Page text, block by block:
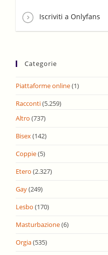
Iscriviti a Onlyfans
Categorie
Piattaforme online(1)
Racconti(5.259)
Altro (737)
Bisex(142)
Coppie(5)
Etero (2.327)
Gay(249)
Lesbo (170)
Masturbazione(6)
Orgia(535)